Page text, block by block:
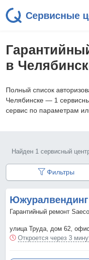
Сервисные
в
Полный список
Челябинске — 1
сервис по параметрам
Найден 1 сервисный
Фильтры
Южуралвендинг
Гарантийный ремонт Saeco
улица Труда, дом 62,
Откроется через 3